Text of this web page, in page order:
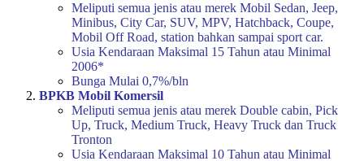
Meliputi semua jenis atau merek Mobil Sedan, Jeep,
Minibus, City Car, SUV, MPV, Hatchback, Coupe,
Mobil Off Road, station bahkan sampai sport car.
Usia Kendaraan Maksimal 15 Tahun atau Minimal
2006*
Bunga Mulai 0,7%/bln
BPKB Mobil Komersil
Meliputi semua jenis atau merek Double cabin, Pick
Up, Truck, Medium Truck, Heavy Truck dan Truck
Tronton
Usia Kendaraan Maksimal 10 Tahun atau Minimal